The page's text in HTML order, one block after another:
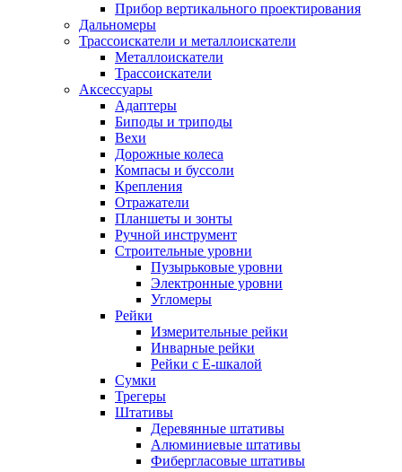
Прибор вертикального проектирования
Дальномеры
Трассоискатели и металлоискатели
Металлоискатели
Трассоискатели
Аксессуары
Адаптеры
Биподы и триподы
Вехи
Дорожные колеса
Компасы и буссоли
Крепления
Отражатели
Планшеты и зонты
Ручной инструмент
Строительные уровни
Пузырьковые уровни
Электронные уровни
Угломеры
Рейки
Измерительные рейки
Инварные рейки
Рейки с Е-шкалой
Сумки
Трегеры
Штативы
Деревянные штативы
Алюминиевые штативы
Фибергласовые штативы